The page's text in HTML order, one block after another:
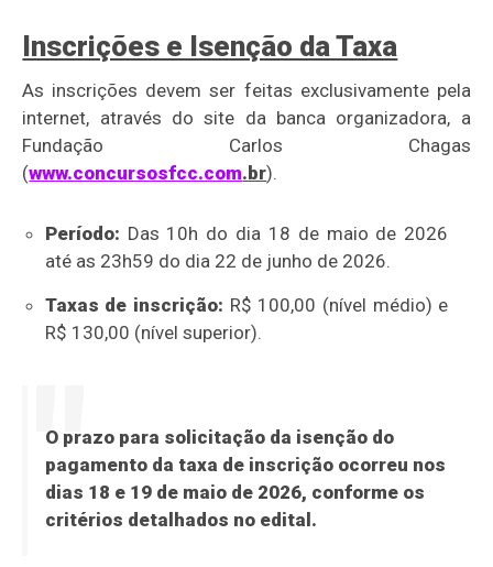
Inscrições e Isenção da Taxa
As inscrições devem ser feitas exclusivamente pela
internet, através do site da banca organizadora, a
Fundação Carlos Chagas
(www.concursosfcc.com.br).
Período: Das 10h do dia 18 de maio de 2026
até as 23h59 do dia 22 de junho de 2026.
Taxas de inscrição: R$ 100,00 (nível médio) e
R$ 130,00 (nível superior).
O prazo para solicitação da isenção do
pagamento da taxa de inscrição ocorreu nos
dias 18 e 19 de maio de 2026, conforme os
critérios detalhados no edital.